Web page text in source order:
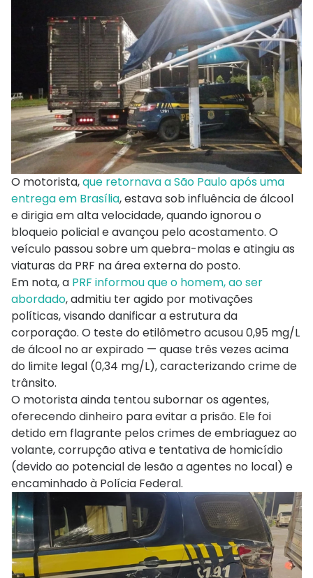
O motorista,que retornava a São Paulo após uma
entrega em Brasília, estava sob influência de álcool
e dirigia em alta velocidade, quando ignorou o
bloqueio policial e avançou pelo acostamento. O
veículo passou sobre um quebra-molas e atingiu as
viaturas da PRF na área externa do posto.
Em nota, a PRF informou que o homem, ao ser
abordado, admitiu ter agido por motivações
políticas, visando danificar a estrutura da
corporação. O teste do etilômetro acusou 0,95 mg/L
de álcool no ar expirado — quase três vezes acima
do limite legal (0,34 mg/L), caracterizando crime de
trânsito.
O motorista ainda tentou subornar os agentes,
oferecendo dinheiro para evitar a prisão. Ele foi
detido em flagrante pelos crimes de embriaguez ao
volante, corrupção ativa e tentativa de homicídio
(devido ao potencial de lesão a agentes no local) e
encaminhado à Polícia Federal.